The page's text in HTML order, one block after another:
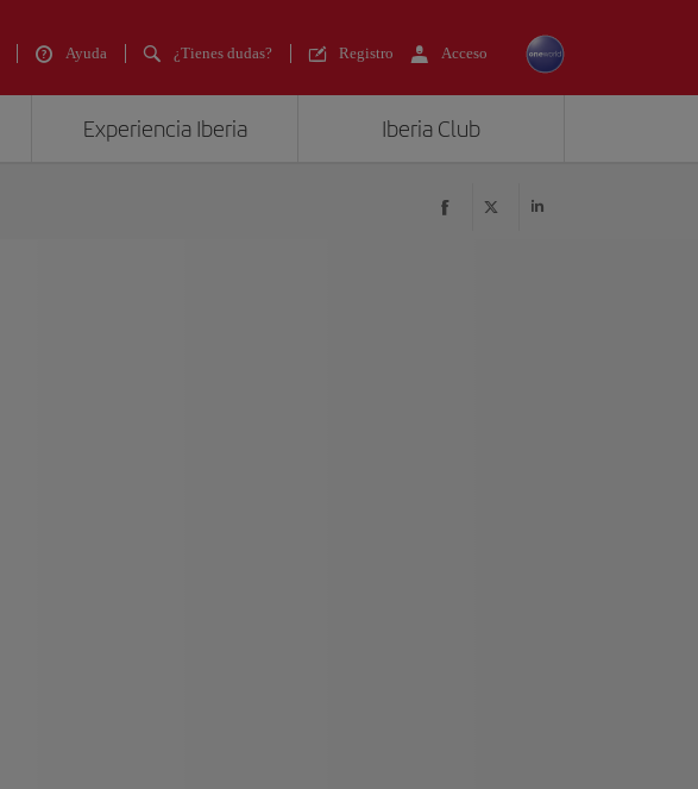
Ayuda ¿Tienes dudas? Registro Acceso
Experiencia Iberia Iberia Club